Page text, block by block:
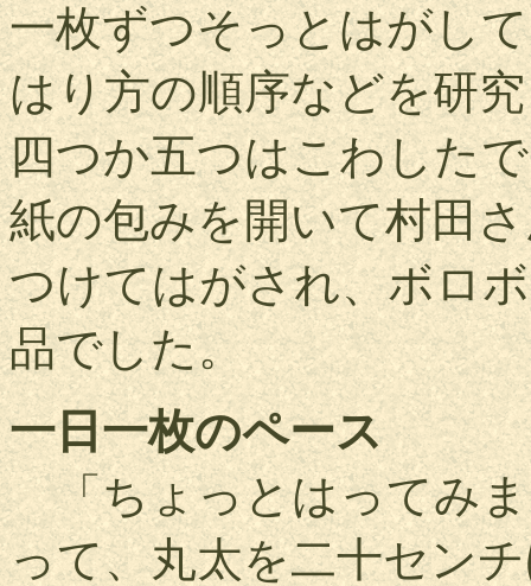
一枚ずつそっとはがし
はり方の順序などを研
四つか五つはこわした
紙の包みを開いて村田
つけてはがされ、ボロ
品でした。
一日一枚のペース
「ちょっとはってみま
って、丸太を二十セン